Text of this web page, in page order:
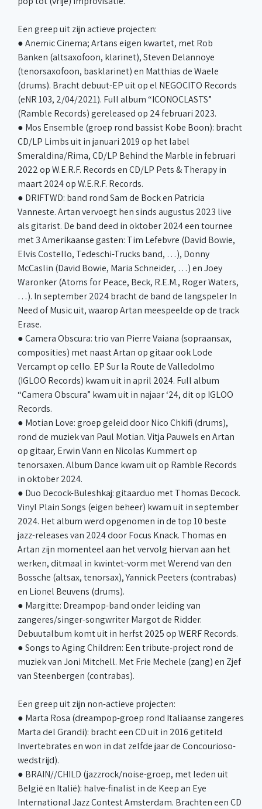
Een greep uit zijn actieve projecten:
● Anemic Cinema; Artans eigen kwartet, met Rob
Banken (altsaxofoon, klarinet), Steven Delannoye
(tenorsaxofoon, basklarinet) en Matthias de Waele
(drums). Bracht debuut-EP uit op el NEGOCITO Records
(eNR 103, 2/04/2021). Full album “ICONOCLASTS”
(Ramble Records) gereleased op 24 februari 2023.
● Mos Ensemble (groep rond bassist Kobe Boon): bracht
CD/LP Limbs uit in januari 2019 op het label
Smeraldina/Rima, CD/LP Behind the Marble in februari
2022 op W.E.R.F. Records en CD/LP Pets & Therapy in
maart 2024 op W.E.R.F. Records.
● DRIFTWD: band rond Sam de Bock en Patricia
Vanneste. Artan vervoegt hen sinds augustus 2023 live
als gitarist. De band deed in oktober 2024 een tournee
met 3 Amerikaanse gasten: Tim Lefebvre (David Bowie,
Elvis Costello, Tedeschi-Trucks band, …), Donny
McCaslin (David Bowie, Maria Schneider, …) en Joey
Waronker (Atoms for Peace, Beck, R.E.M., Roger Waters,
…). In september 2024 bracht de band de langspeler In
Need of Music uit, waarop Artan meespeelde op de track
Erase.
● Camera Obscura: trio van Pierre Vaiana (sopraansax,
composities) met naast Artan op gitaar ook Lode
Vercampt op cello. EP Sur la Route de Valledolmo
(IGLOO Records) kwam uit in april 2024. Full album
“Camera Obscura” kwam uit in najaar ‘24, dit op IGLOO
Records.
● Motian Love: groep geleid door Nico Chkifi (drums),
rond de muziek van Paul Motian. Vitja Pauwels en Artan
op gitaar, Erwin Vann en Nicolas Kummert op
tenorsaxen. Album Dance kwam uit op Ramble Records
in oktober 2024.
● Duo Decock-Buleshkaj: gitaarduo met Thomas Decock.
Vinyl Plain Songs (eigen beheer) kwam uit in september
2024. Het album werd opgenomen in de top 10 beste
jazz-releases van 2024 door Focus Knack. Thomas en
Artan zijn momenteel aan het vervolg hiervan aan het
werken, ditmaal in kwintet-vorm met Werend van den
Bossche (altsax, tenorsax), Yannick Peeters (contrabas)
en Lionel Beuvens (drums).
● Margitte: Dreampop-band onder leiding van
zangeres/singer-songwriter Margot de Ridder.
Debuutalbum komt uit in herfst 2025 op WERF Records.
● Songs to Aging Children: Een tribute-project rond de
muziek van Joni Mitchell. Met Frie Mechele (zang) en Zjef
van Steenbergen (contrabas).
Een greep uit zijn non-actieve projecten:
● Marta Rosa (dreampop-groep rond Italiaanse zangeres
Marta del Grandi): bracht een CD uit in 2016 getiteld
Invertebrates en won in dat zelfde jaar de Concourioso-
wedstrijd).
● BRAIN//CHILD (jazzrock/noise-groep, met leden uit
België en Italië): halve-finalist in de Keep an Eye
International Jazz Contest Amsterdam. Brachten een CD